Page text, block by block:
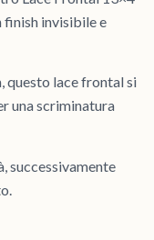
finish invisibile e
questo lace frontal si
una scriminatura
successivamente